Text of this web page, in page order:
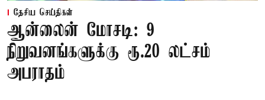
தேசிய செய்திகள்
ஆன்லைன் மோசடி: 9
நிறுவனங்களுக்கு ரூ.20 லட்சம்
அபராதம்